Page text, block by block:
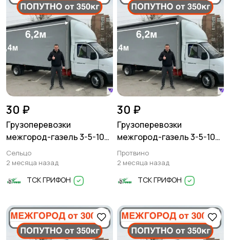
30 ₽
Грузоперевозки
межгород-газель 3-5-10
тонн
Сельцо
2 месяца назад
ТСК ГРИФОН
30 ₽
Грузоперевозки
межгород-газель 3-5-10
тонн
Протвино
2 месяца назад
ТСК ГРИФОН